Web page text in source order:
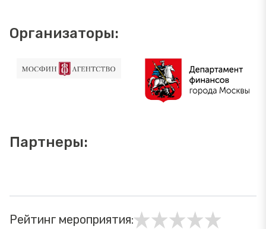
Организаторы:
Партнеры:
Рейтинг мероприятия: